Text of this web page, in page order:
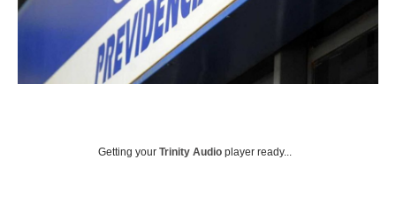
Getting your Trinity Audio player ready...